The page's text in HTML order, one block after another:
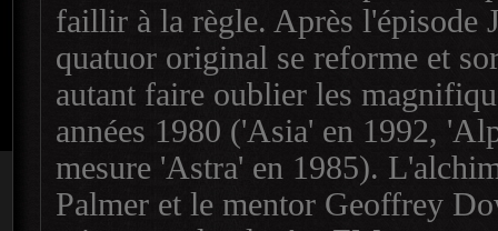
faillir à la règle. Après l'épisode
quatuor original se reforme et
autant faire oublier les
années 1980 ('Asia' en 1992,
mesure 'Astra' en 1985).
Palmer et le mentor Geoffrey